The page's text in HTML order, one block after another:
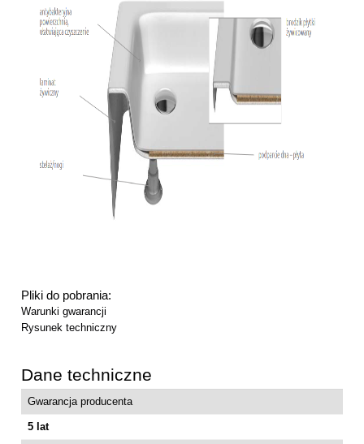
Pliki do pobrania:
Warunki gwarancji
Rysunek techniczny
Dane techniczne
Gwarancja producenta
5 lat